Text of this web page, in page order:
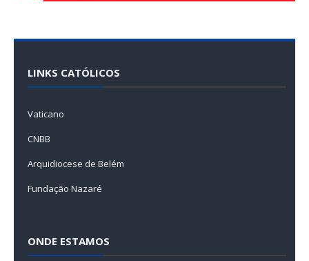
LINKS CATÓLICOS
Vaticano
CNBB
Arquidiocese de Belém
Fundação Nazaré
ONDE ESTAMOS